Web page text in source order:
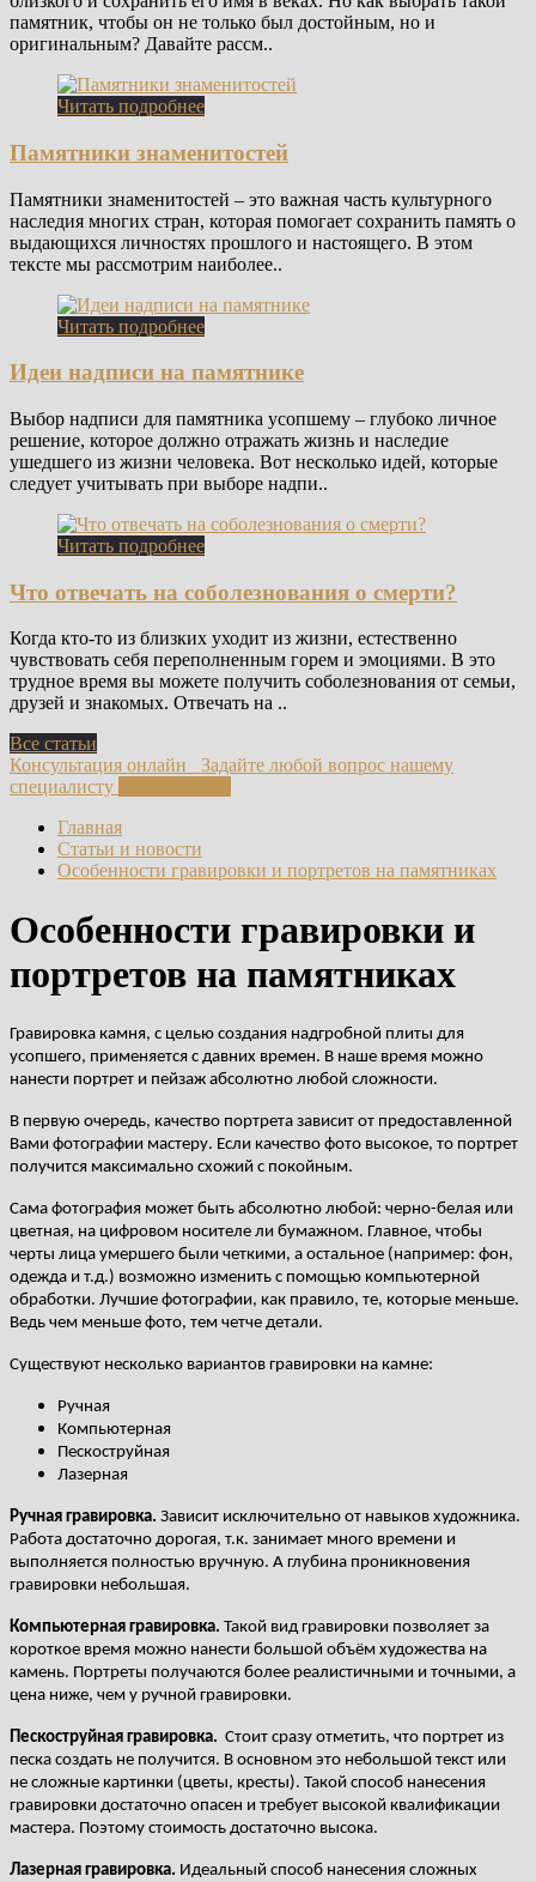
памятник, чтобы он не только был достойным, но и
оригинальным? Давайте рассм..
Читать подробнее
Памятники знаменитостей
Памятники знаменитостей – это важная часть культурного
наследия многих стран, которая помогает сохранить память о
выдающихся личностях прошлого и настоящего. В этом
тексте мы рассмотрим наиболее..
Читать подробнее
Идеи надписи на памятнике
Выбор надписи для памятника усопшему – глубоко личное
решение, которое должно отражать жизнь и наследие
ушедшего из жизни человека. Вот несколько идей, которые
следует учитывать при выборе надпи..
Читать подробнее
Что отвечать на соболезнования о смерти?
Когда кто-то из близких уходит из жизни, естественно
чувствовать себя переполненным горем и эмоциями. В это
трудное время вы можете получить соболезнования от семьи,
друзей и знакомых. Отвечать на ..
Все статьи
Консультация онлайн
Задайте любой вопрос нашему
специалисту
Главная
Статьи и новости
Особенности гравировки и портретов на памятниках
Особенности гравировки и
портретов на памятниках
Гравировка камня, с целью создания надгробной плиты для
усопшего, применяется с давних времен. В наше время можно
нанести портрет и пейзаж абсолютно любой сложности.
В первую очередь, качество портрета зависит от предоставленной
Вами фотографии мастеру. Если качество фото высокое, то портрет
получится максимально схожий с покойным.
Сама фотография может быть абсолютно любой: черно-белая или
цветная, на цифровом носителе ли бумажном. Главное, чтобы
черты лица умершего были четкими, а остальное (например: фон,
одежда и т.д.) возможно изменить с помощью компьютерной
обработки. Лучшие фотографии, как правило, те, которые меньше.
Ведь чем меньше фото, тем четче детали.
Существуют несколько вариантов гравировки на камне:
Ручная
Компьютерная
Пескоструйная
Лазерная
Ручная гравировка. Зависит исключительно от навыков художника.
Работа достаточно дорогая, т.к. занимает много времени и
выполняется полностью вручную. А глубина проникновения
гравировки небольшая.
Компьютерная гравировка. Такой вид гравировки позволяет за
короткое время можно нанести большой объём художества на
камень. Портреты получаются более реалистичными и точными, а
цена ниже, чем у ручной гравировки.
Пескоструйная гравировка. Стоит сразу отметить, что портрет из
песка создать не получится. В основном это небольшой текст или
не сложные картинки (цветы, кресты). Такой способ нанесения
гравировки достаточно опасен и требует высокой квалификации
мастера. Поэтому стоимость достаточно высока.
Лазерная гравировка. Идеальный способ нанесения сложных